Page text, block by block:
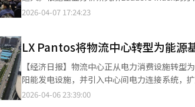
为1733人，比去年减少了47人（2.6%）。其
事，以降低整体董事人数，并减少外部人员进
关章程，其中15家公司实际缩减了董事人数
等都在其中。特别是晓星在其5个主要子公司
公司有14家。韩华在7个子公司中推动相关章
将原本2年的董事任期延长至3年。随着明年包
2026-04-07 17:24:23
LX Pantos将物流中心转型为能源
【经济日报】物流中心正从电力消费设施转
阳能发电设施，并引入中心间电力连接系统，
于3日在首尔钟路区的LX光化门大厦签署了“
2026-04-06 23:39:00